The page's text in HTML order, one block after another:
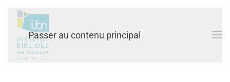
Passer au contenu principal